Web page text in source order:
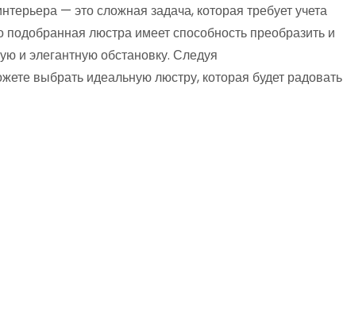
— это сложная задача, которая требует учета
люстра имеет способность преобразить и
и элегантную обстановку. Следуя
выбрать идеальную люстру, которая будет радовать